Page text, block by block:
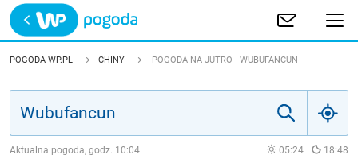
Trwa ładowanie
POLSKA
POGODA WP.PL CHINY POGODA NA JUTRO - WUBUFANCUN
Aktualna pogoda, godz. 10:04 05:24 18:48